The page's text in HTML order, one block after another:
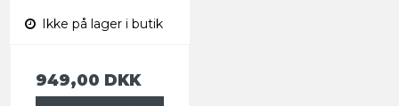
Ikke på lager i butik
949,00 DKK